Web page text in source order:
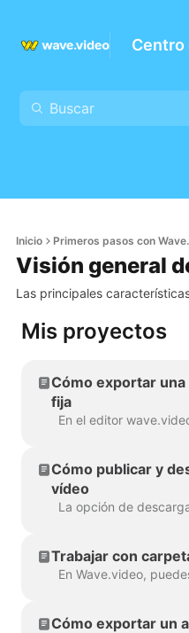
Centro
Inicio Primeros pasos con
Visión general
Las principales
Mis proyectos
Cómo exportar una
fija
Cómo publicar y
vídeo
Trabajar con
Cómo exportar un